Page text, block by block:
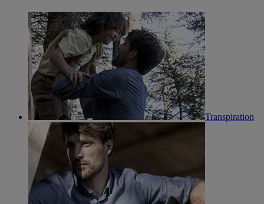
Transpiration